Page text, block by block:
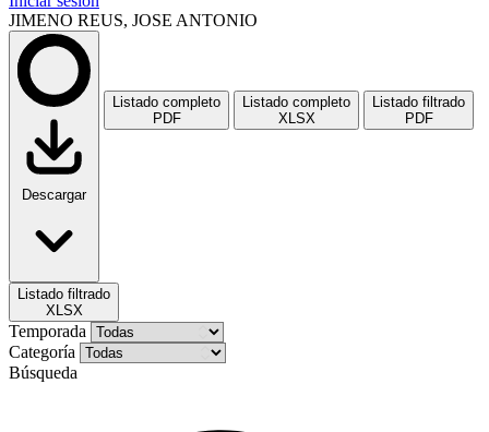
JIMENO REUS, JOSE ANTONIO
Descargar
Listado completo
PDF
Listado completo
XLSX
Listado filtrado
PDF
Listado filtrado
XLSX
Temporada
Categoría
Búsqueda